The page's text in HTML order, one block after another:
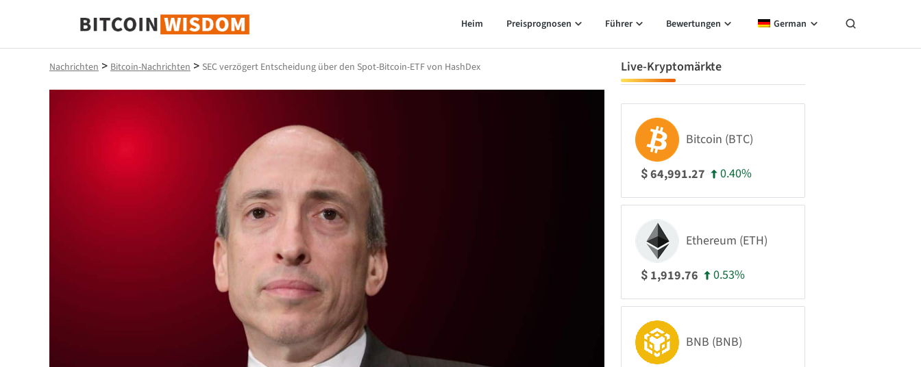
Bitcoin-Weisheit
Heim Preisprognosen Führer Bewertungen German
Nachrichten > Bitcoin-Nachrichten > SEC verzögert Entscheidung über den Spot-Bitcoin-ETF von HashDex Live-Kryptomärkte
Bitcoin (BTC)
$64,991.27 0.40%
Ethereum (ETH)
$ 1,919.76 0.53%
BNB (BNB)